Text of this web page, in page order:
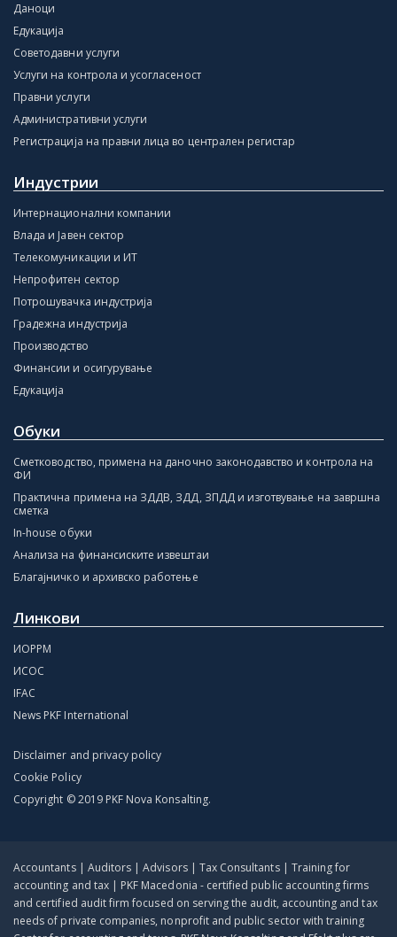
Даноци
Едукација
Советодавни услуги
Услуги на контрола и усогласеност
Правни услуги
Административни услуги
Регистрација на правни лица во централен регистар
Индустрии
Интернационални компании
Влада и Јавен сектор
Телекомуникации и ИТ
Непрофитен сектор
Потрошувачка индустрија
Градежна индустрија
Производство
Финансии и осигурување
Едукација
Обуки
Сметководство, примена на даночно законодавство и контрола на
ФИ
Практична примена на ЗДДВ, ЗДД, ЗПДД и изготвување на завршна
сметка
In-house обуки
Анализа на финансиските извештаи
Благајничко и архивско работење
Линкови
ИОРРМ
ИСОС
IFAC
News PKF International
Disclaimer and privacy policy
Cookie Policy
Copyright © 2019 PKF Nova Konsalting.
Accountants | Auditors | Advisors | Tax Consultants | Training for
accounting and tax | PKF Macedonia - certified public accounting firms
and certified audit firm focused on serving the audit, accounting and tax
needs of private companies, nonprofit and public sector with training